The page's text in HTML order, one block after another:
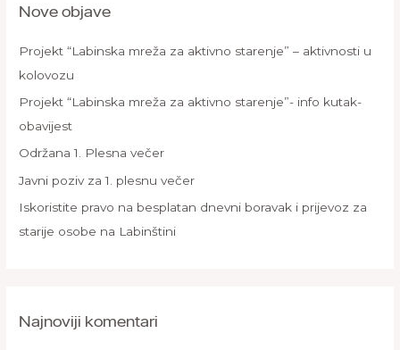
c
Nove objave
Projekt “Labinska mreža za aktivno starenje” – aktivnosti u
kolovozu
Projekt “Labinska mreža za aktivno starenje”- info kutak-
obavijest
Održana 1. Plesna večer
Javni poziv za 1. plesnu večer
Iskoristite pravo na besplatan dnevni boravak i prijevoz za
starije osobe na Labinštini
Najnoviji komentari